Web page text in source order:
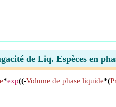
de Liq. Espèces en
*exp((-Volume de phase liquide*(